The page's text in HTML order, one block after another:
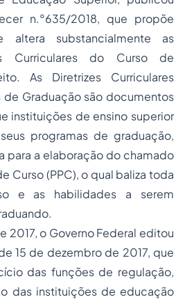
n.°635/2018, que propõe
altera substancialmente as
Curriculares do Curso de
As Diretrizes Curriculares
de Graduação são documentos
instituições de ensino superior
programas de graduação,
para a elaboração do chamado
Curso (PPC), o qual baliza toda
e as habilidades a serem
o Governo Federal editou
15 de dezembro de 2017, que
das funções de regulação,
das instituições de educação